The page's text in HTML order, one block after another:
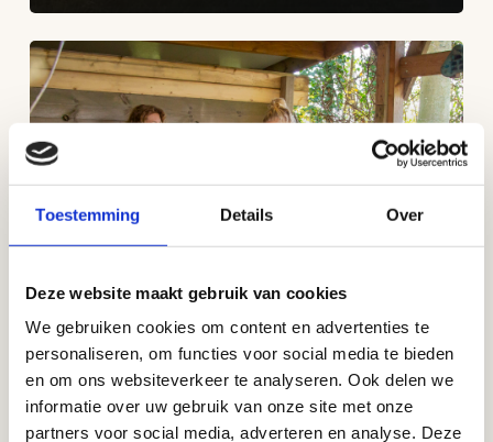
Toestemming Details Over
Deze website maakt gebruik van cookies
We gebruiken cookies om content en advertenties te
personaliseren, om functies voor social media te bieden
en om ons websiteverkeer te analyseren. Ook delen we
informatie over uw gebruik van onze site met onze
partners voor social media, adverteren en analyse. Deze
Ijsbad